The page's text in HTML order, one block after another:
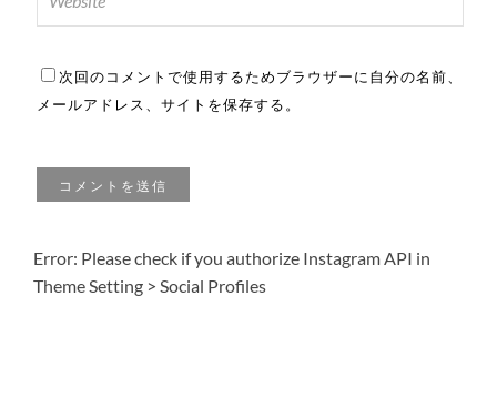
次回のコメントで使用するためブラウザーに自分の名前、
メールアドレス、サイトを保存する。
Error: Please check if you authorize Instagram API in
Theme Setting > Social Profiles